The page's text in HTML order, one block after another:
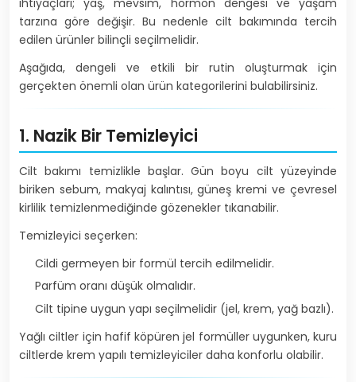
ihtiyaçları; yaş, mevsim, hormon dengesi ve yaşam
tarzına göre değişir. Bu nedenle cilt bakımında tercih
edilen ürünler bilinçli seçilmelidir.
Aşağıda, dengeli ve etkili bir rutin oluşturmak için
gerçekten önemli olan ürün kategorilerini bulabilirsiniz.
1. Nazik Bir Temizleyici
Cilt bakımı temizlikle başlar. Gün boyu cilt yüzeyinde
biriken sebum, makyaj kalıntısı, güneş kremi ve çevresel
kirlilik temizlenmediğinde gözenekler tıkanabilir.
Temizleyici seçerken:
Cildi germeyen bir formül tercih edilmelidir.
Parfüm oranı düşük olmalıdır.
Cilt tipine uygun yapı seçilmelidir (jel, krem, yağ bazlı).
Yağlı ciltler için hafif köpüren jel formüller uygunken, kuru
ciltlerde krem yapılı temizleyiciler daha konforlu olabilir.